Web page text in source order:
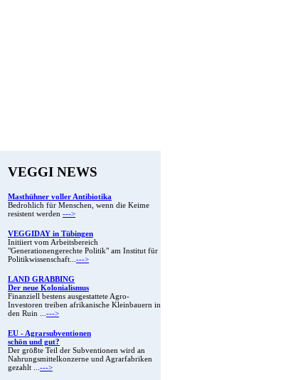
VEGGI NEWS
Masthühner voller Antibiotika
Bedrohlich für Menschen, wenn die Keime
resistent werden --->
VEGGIDAY in Tübingen
Initiiert vom Arbeitsbereich
"Generationengerechte Politik" am Institut für
Politikwissenschaft...--->
LAND GRABBING
Der neue Kolonialismus
Finanziell bestens ausgestattete Agro-
Investoren treiben afrikanische Kleinbauern in
den Ruin ...--->
EU - Agrarsubventionen
schön und gut?
Der größte Teil der Subventionen wird an
Nahrungsmittelkonzerne und Agrarfabriken
gezahlt ...--->